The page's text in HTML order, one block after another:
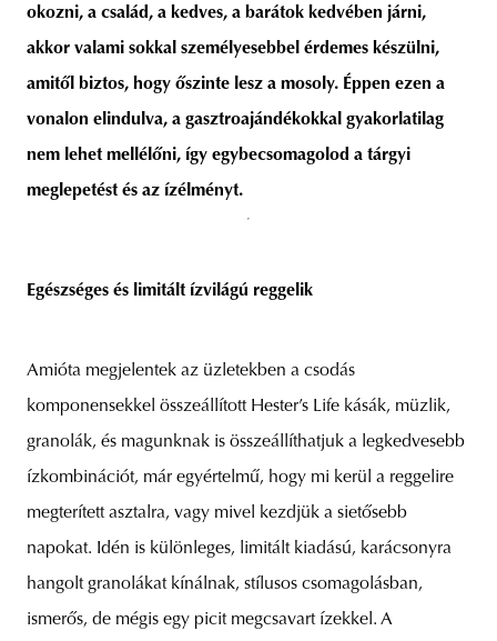
okozni, a család, a kedves, a barátok kedvében járni,
akkor valami sokkal személyesebbel érdemes készülni,
amitől biztos, hogy őszinte lesz a mosoly. Éppen ezen a
vonalon elindulva, a gasztroajándékokkal gyakorlatilag
nem lehet mellélőni, így egybecsomagolod a tárgyi
meglepetést és az ízélményt.
Egészséges és limitált ízvilágú reggelik
Amióta megjelentek az üzletekben a csodás
komponensekkel összeállított Hester’s Life kásák, müzlik,
granolák, és magunknak is összeállíthatjuk a legkedvesebb
ízkombinációt, már egyértelmű, hogy mi kerül a reggelire
megterített asztalra, vagy mivel kezdjük a sietősebb
napokat. Idén is különleges, limitált kiadású, karácsonyra
hangolt granolákat kínálnak, stílusos csomagolásban,
ismerős, de mégis egy picit megcsavart ízekkel. A